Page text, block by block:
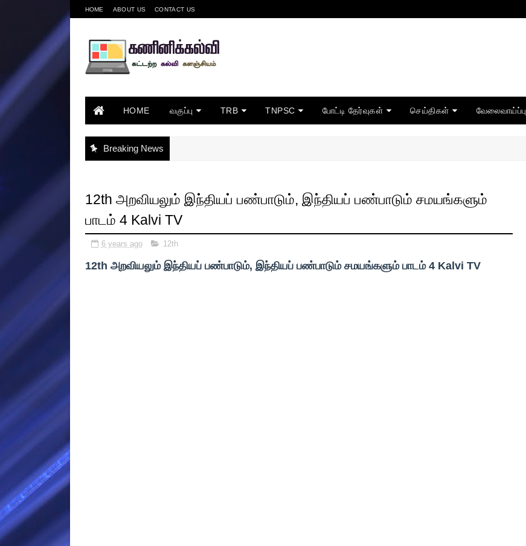
HOME ABOUT US CONTACT US
HOME வகுப்பு TRB TNPSC போட்டி தேர்வுகள் செய்திகள் வேலைவாய்ப்பு
Breaking News
12th அறவியலும் இந்தியப் பண்பாடும், இந்தியப் பண்பாடும் சமயங்களும்
பாடம் 4 Kalvi TV
6 years ago 12th
12th அறவியலும் இந்தியப் பண்பாடும், இந்தியப் பண்பாடும் சமயங்களும் பாடம் 4 Kalvi TV